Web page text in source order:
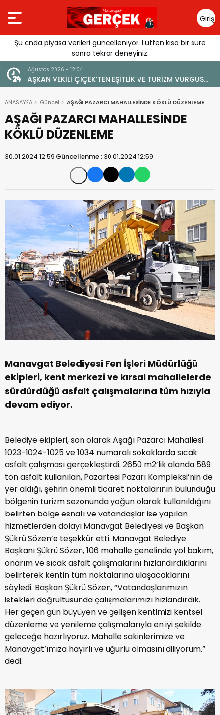
Giriş
Yap
Şu anda piyasa verileri güncelleniyor. Lütfen kısa bir süre
sonra tekrar deneyiniz.
4 Ağustos 2026 - 19:47
YENİ BİR DİN: SOSYAL MEDYA
ANASAYFA Güncel AŞAĞI PAZARCI MAHALLESİNDE KÖKLÜ DÜZENLEME
AŞAĞI PAZARCI MAHALLESİNDE
KÖKLÜ DÜZENLEME
30.01.2024 12:59 Güncellenme :30.01.2024 12:59
Manavgat Belediyesi Fen İşleri Müdürlüğü
ekipleri, kent merkezi ve kırsal mahallelerde
sürdürdüğü asfalt çalışmalarına tüm hızıyla
devam ediyor.
Belediye ekipleri, son olarak Aşağı Pazarcı Mahallesi
1023-1024-1025 ve 1034 numaralı sokaklarda sıcak
asfalt çalışması gerçekleştirdi. 2650 m2’lik alanda 589
ton asfalt kullanılan, Pazartesi Pazarı Kompleksi’nin de
yer aldığı, şehrin önemli ticaret noktalarının bulunduğu
bölgenin turizm sezonunda yoğun olarak kullanıldığını
belirten bölge esnafı ve vatandaşlar ise yapılan
hizmetlerden dolayı Manavgat Belediyesi ve Başkan
Şükrü Sözen’e teşekkür etti. Manavgat Belediye
Başkanı Şükrü Sözen, 106 mahalle genelinde yol bakım,
onarım ve sıcak asfalt çalışmalarını hızlandırdıklarını
belirterek kentin tüm noktalarına ulaşacaklarını
söyledi. Başkan Şükrü Sözen, “Vatandaşlarımızın
istekleri doğrultusunda çalışmalarımızı hızlandırdık.
Her geçen gün büyüyen ve gelişen kentimizi kentsel
düzenleme ve yenileme çalışmalarıyla en iyi şekilde
geleceğe hazırlıyoruz. Mahalle sakinlerimize ve
Manavgat’ımıza hayırlı ve uğurlu olmasını diliyorum.”
dedi.